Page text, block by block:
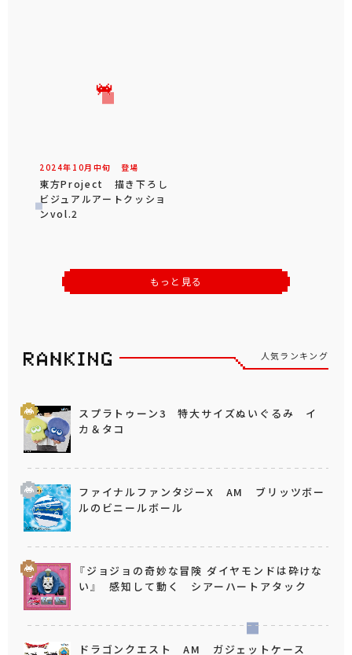
2024年 10月 中旬 登場
東方Project 描き下ろし
ビジュアルアートクッショ
ンvol.2
もっと見る
人気ランキング
スプラトゥーン3 特大サイズぬいぐるみ イ
カ＆タコ
ファイナルファンタジーX AM ブリッツボー
ルのビニールボール
『ジョジョの奇妙な冒険 ダイヤモンドは砕けな
い』 感知して動く シアーハートアタック
ドラゴンクエスト AM ガジェットケース